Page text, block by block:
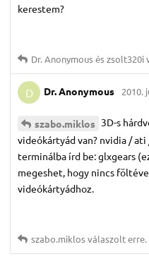
kerestem?
Dr.​ Anonymousészsolt320i
D Dr.​ Anonymous 2010.
szabo.​miklos 3D-s
videókártyád van? nvidia /
terminálba írd be: glxgears
megeshet, hogy nincs
videókártyádhoz.
szabo.​miklosválaszolt erre.